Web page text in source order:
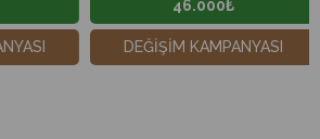
46.000₺
DEĞİŞİM KAMPANYASI